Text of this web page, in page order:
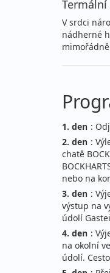
Termální
V srdci
nádherné
1. den :
2. den :
chatě
nebo na
3. den :
výstup na
údolí
4. den :
na okolní
údolí.